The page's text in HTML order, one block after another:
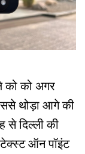
को को अगर
थोड़ा आगे की
दिल्ली की
ऑन पॉइंट